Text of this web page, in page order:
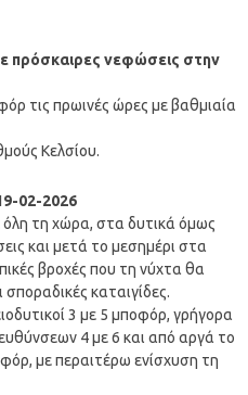
πρόσκαιρες νεφώσεις στην
τις πρωινές ώρες με βαθμιαία
Κελσίου.
02-2026
όλη τη χώρα, στα δυτικά όμως
και μετά το μεσημέρι στα
βροχές που τη νύχτα θα
καταιγίδες.
3 με 5 μποφόρ, γρήγορα
4 με 6 και από αργά το
με περαιτέρω ενίσχυση τη